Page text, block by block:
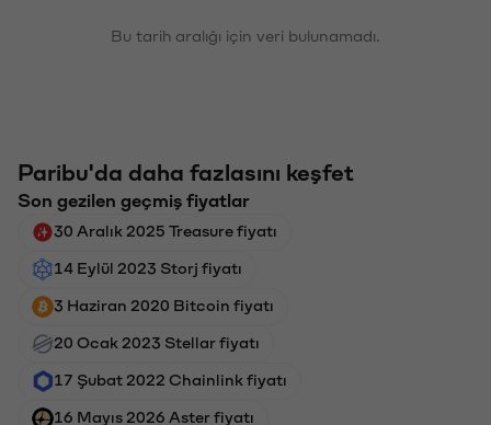
Bu tarih aralığı için veri bulunamadı.
Paribu'da daha fazlasını keşfet
Son gezilen geçmiş fiyatlar
30 Aralık 2025 Treasure fiyatı
14 Eylül 2023 Storj fiyatı
3 Haziran 2020 Bitcoin fiyatı
20 Ocak 2023 Stellar fiyatı
17 Şubat 2022 Chainlink fiyatı
16 Mayıs 2026 Aster fiyatı